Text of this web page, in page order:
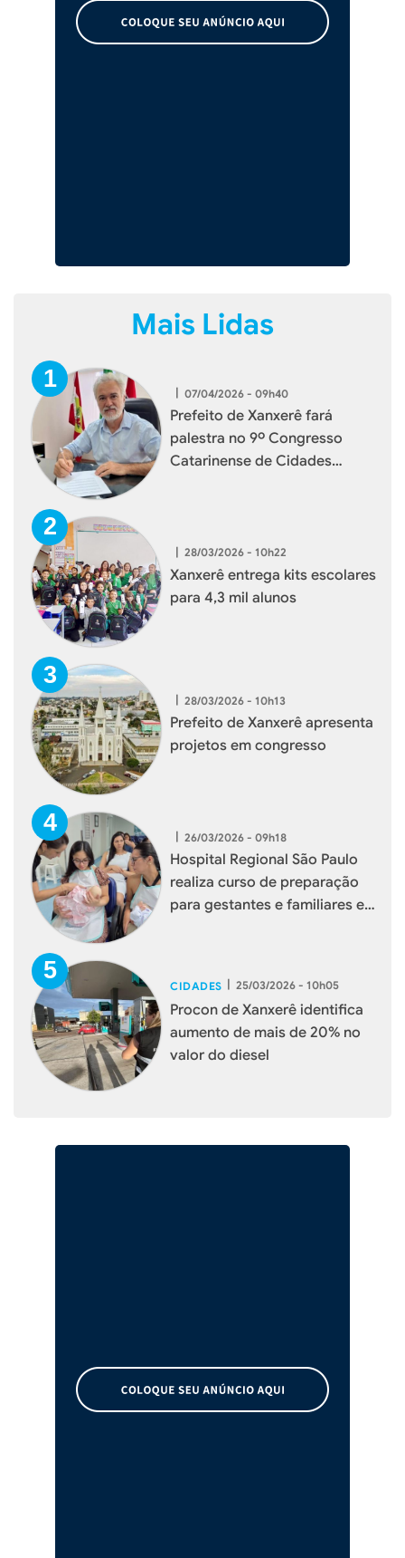
Mais Lidas
| 07/04/2026 - 09h40
Prefeito de Xanxerê fará
palestra no 9º Congresso
Catarinense de Cidades
| 28/03/2026 - 10h22
Xanxerê entrega kits escolares
para 4,3 mil alunos
| 28/03/2026 - 10h13
Prefeito de Xanxerê apresenta
projetos em congresso
| 26/03/2026 - 09h18
Hospital Regional São Paulo
realiza curso de preparação
para gestantes e familiares em
CIDADES 25/03/2026 - 10h05
Procon de Xanxerê identifica
aumento de mais de 20% no
valor do diesel